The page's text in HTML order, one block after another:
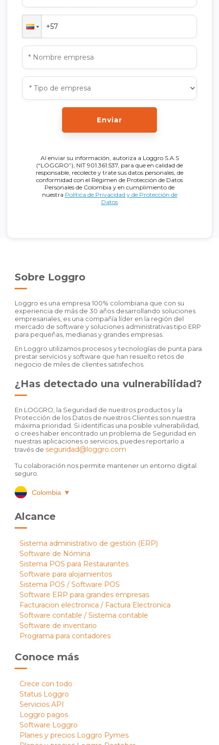
Enviar
Al enviar su información, autoriza a Loggro S.A.S
(“LOGGRO”), NIT 901.361.537, para que en calidad de
responsable, recolecte y trate sus datos personales, de
conformidad con el Régimen de Protección de Datos
Personales de Colombia y en cumplimiento de
nuestra Política de Privacidad y de Protección de
Datos
Sobre Loggro
Loggro es una empresa 100% colombiana que con su
experiencia de más de 30 años desarrollando soluciones
empresariales, es una compañía líder en la región del
mercado de software y soluciones administrativas tipo ERP
para pequeñas, medianas y grandes empresas.
En Loggro utilizamos procesos y tecnologías de punta para
prestar servicios y software que han resuelto retos de
negocio de miles de clientes satisfechos.
¿Has detectado una vulnerabilidad?
En LOGGRO, la Seguridad de nuestros productos y la
Protección de los Datos de nuestros Clientes son nuestra
máxima prioridad. Si identificas una posible vulnerabilidad,
o crees haber encontrado un problema de Seguridad en
nuestras aplicaciones o servicios, puedes reportarlo a
través de seguridad@loggro.com
Tu colaboración nos permite mantener un entorno digital
seguro.
Colombia ▼
Alcance
Sistema administrativo de gestión (ERP)
Software de Nómina
Sistema POS para Restaurantes
Software para alojamientos
Sistema POS / Software POS
Software ERP para grandes empresas
Facturacion electronica / Factura Electronica
Software contable / Sistema contable
Software de inventario
Programa para contadores
Conoce más
Crece con todo
Status Loggro
Servicios API
Loggro pagos
Software Loggro
Planes y precios Loggro Pymes